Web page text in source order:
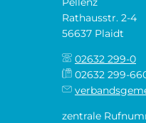
Rathausstr. 2-4
56637 Plaidt
02632 299-0
02632 299-
zentrale